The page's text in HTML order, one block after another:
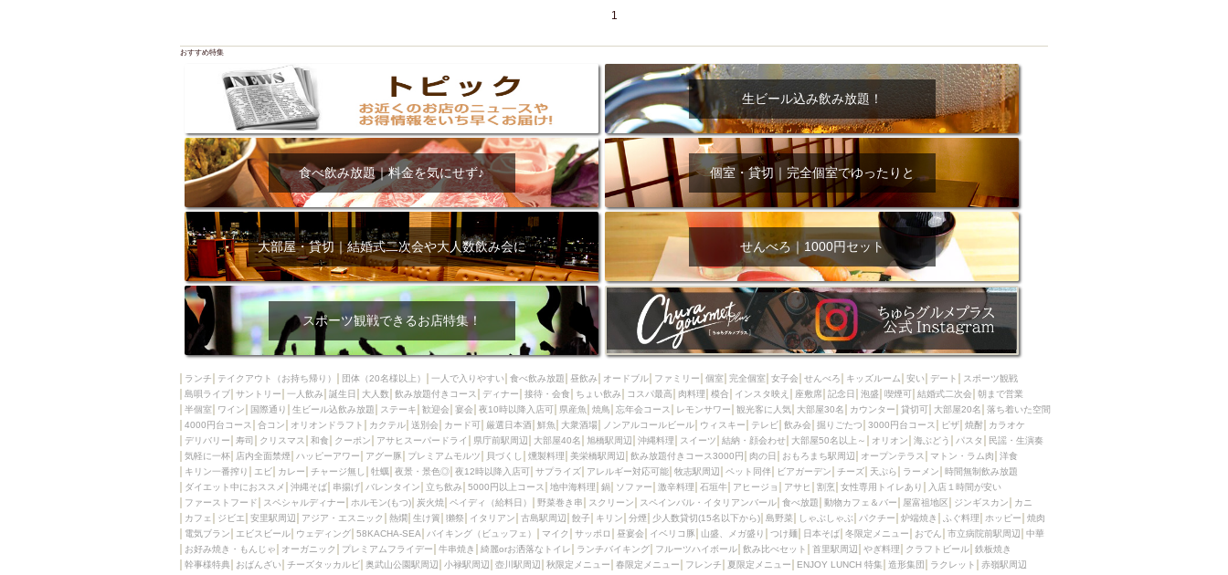
山盛、メガ盛り
綺麗orお洒落なトイレ
フルーツハイボール 飲み比べセット 首里駅周辺
やぎ料理
クラフトビール
鉄板焼き 幹事様特典 おばんざい チーズタッカルビ 奥武山公園駅周辺
小禄駅周辺
壺川駅周辺
秋限定メニュー 春限定メニュー フレンチ 夏限定メニュー ENJOY LUNCH 特集
造形集団
ラクレット
赤嶺駅周辺 シードル 那覇空港駅周辺 儀保駅周辺
1
おすすめ特集
生ビール込み飲み放題！
食べ飲み放題｜料金を気にせず♪ 個室・貸切｜完全個室でゆったりと
大部屋・貸切｜結婚式二次会や大人数飲み会に せんべろ｜1000円セット
スポーツ観戦できるお店特集！
ランチ テイクアウト（お持ち帰り） 団体（20名様以上） 一人で入りやすい 食べ飲み放題 昼飲み オードブル ファミリー 個室 完全個室 女子会 せんべろ キッズルーム 安い デート
スポーツ観戦
島唄ライブ サントリー 一人飲み 誕生日 大人数 飲み放題付きコース ディナー 接待・会食 ちょい飲み コスパ最高 肉料理 模合 インスタ映え 座敷席 記念日 泡盛 喫煙可 結婚式二次会 朝まで営業
半個室
ワイン 国際通り 生ビール込飲み放題 ステーキ 歓迎会 宴会 夜10時以降入店可 県産魚 焼鳥 忘年会コース レモンサワー 観光客に人気 大部屋30名 カウンター 貸切可 大部屋20名
落ち着いた空間
4000円台コース
合コン オリオンドラフト カクテル 送別会 カード可 厳選日本酒 鮮魚 大衆酒場 ノンアルコールビール ウィスキー テレビ 飲み会 掘りごたつ 3000円台コース ピザ 焼酎
カラオケ
デリバリー
寿司 クリスマス 和食 クーポン アサヒスーパードライ 県庁前駅周辺 大部屋40名 旭橋駅周辺 沖縄料理 スイーツ 結納・顔会わせ 大部屋50名以上～ オリオン 海ぶどう パスタ
民謡・生演奏
気軽に一杯
店内全面禁煙 ハッピーアワー アグー豚 プレミアムモルツ 貝づくし 燻製料理 美栄橋駅周辺 飲み放題付きコース3000円 肉の日 おもろまち駅周辺 オープンテラス マトン・ラム肉
洋食
キリン一番搾り
エビ カレー チャージ無し 牡蠣 夜景・景色◎ 夜12時以降入店可 サプライズ アレルギー対応可能 牧志駅周辺 ペット同伴 ビアガーデン チーズ 天ぷら ラーメン
時間無制飲み放題
ダイエット中におススメ
沖縄そば 串揚げ バレンタイン 立ち飲み 5000円以上コース 地中海料理 鍋 ソファー 激辛料理 石垣牛 アヒージョ アサヒ 割烹 女性専用トイレあり
入店１時間が安い
ファーストフード
スペシャルディナー ホルモン(もつ) 炭火焼 ペイディ（給料日） 野菜巻き串 スクリーン スペインバル・イタリアンバール 食べ放題 動物カフェ＆バー 屋富祖地区 ジンギスカン
カニ
カフェ
ジビエ 安里駅周辺 アジア・エスニック 熱燗 生け簀 獺祭 イタリアン 古島駅周辺 餃子 キリン 分煙 少人数貸切(15名以下から) 島野菜 しゃぶしゃぶ パクチー 炉端焼き ふぐ料理 ホッピー
焼肉
電気ブラン
エビスビール ウェディング 58KACHA-SEA バイキング（ビュッフェ） マイク サッポロ 昼宴会 イベリコ豚 山盛、メガ盛り つけ麺 日本そば 冬限定メニュー おでん 市立病院前駅周辺
中華
お好み焼き・もんじゃ
オーガニック プレミアムフライデー 牛串焼き 綺麗orお洒落なトイレ ランチバイキング フルーツハイボール 飲み比べセット 首里駅周辺 やぎ料理 クラフトビール 鉄板焼き
幹事様特典
おばんざい チーズタッカルビ 奥武山公園駅周辺 小禄駅周辺 壺川駅周辺 秋限定メニュー 春限定メニュー フレンチ 夏限定メニュー ENJOY LUNCH 特集 造形集団 ラクレット 赤嶺駅周辺